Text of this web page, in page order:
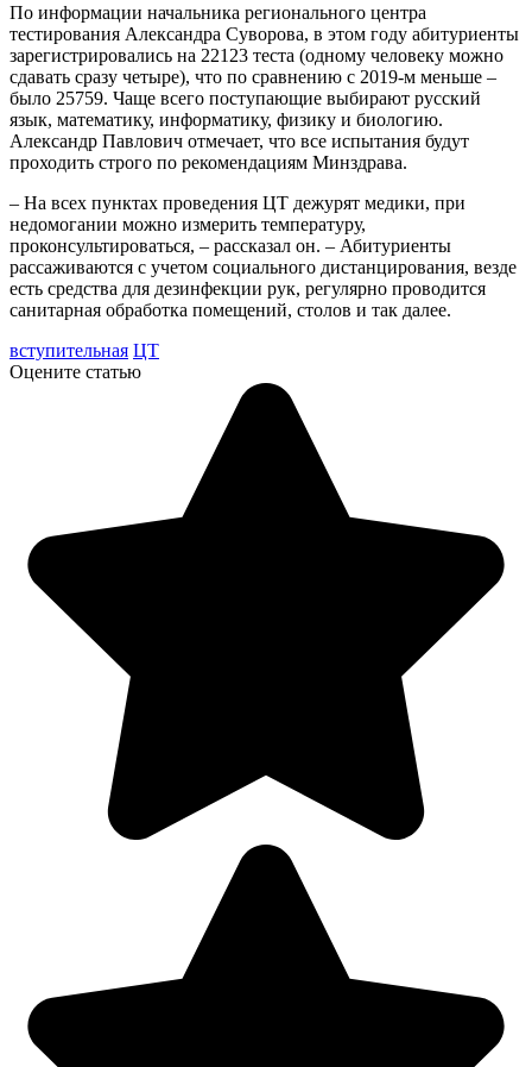
По информации начальника регионального центра
тестирования Александра Суворова, в этом году абитуриенты
зарегистрировались на 22123 теста (одному человеку можно
сдавать сразу четыре), что по сравнению с 2019-м меньше –
было 25759. Чаще всего поступающие выбирают русский
язык, математику, информатику, физику и биологию.
Александр Павлович отмечает, что все испытания будут
проходить строго по рекомендациям Минздрава.
– На всех пунктах проведения ЦТ дежурят медики, при
недомогании можно измерить температуру,
проконсультироваться, – рассказал он. – Абитуриенты
рассаживаются с учетом социального дистанцирования, везде
есть средства для дезинфекции рук, регулярно проводится
санитарная обработка помещений, столов и так далее.
вступительная ЦТ
Оцените статью